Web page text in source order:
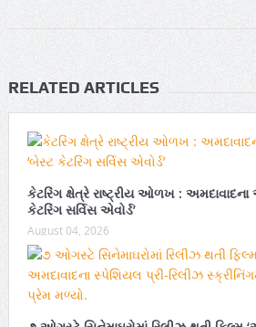
RELATED ARTICLES
કેટરિંગ ક્ષેત્રે રાષ્ટ્રીય ઓળખ :
કેટરિંગ સર્વિસ એવોર્ડ’
August 04, 2026